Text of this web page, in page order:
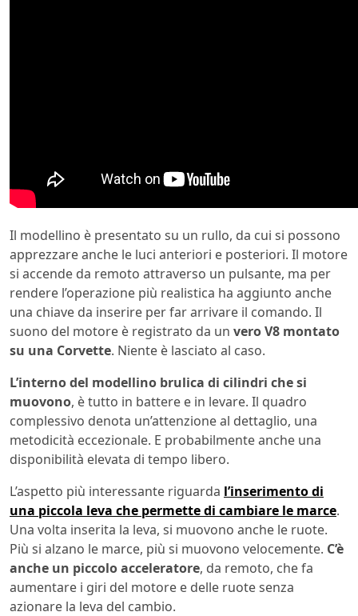
Il modellino è presentato su un rullo, da cui si possono
apprezzare anche le luci anteriori e posteriori. Il motore
si accende da remoto attraverso un pulsante, ma per
rendere l’operazione più realistica ha aggiunto anche
una chiave da inserire per far arrivare il comando. Il
suono del motore è registrato da un vero V8 montato
su una Corvette. Niente è lasciato al caso.
L’interno del modellino brulica di cilindri che si
muovono, è tutto in battere e in levare. Il quadro
complessivo denota un’attenzione al dettaglio, una
metodicità eccezionale. E probabilmente anche una
disponibilità elevata di tempo libero.
L’aspetto più interessante riguarda l’inserimento di
una piccola leva che permette di cambiare le marce.
Una volta inserita la leva, si muovono anche le ruote.
Più si alzano le marce, più si muovono velocemente. C’è
anche un piccolo acceleratore, da remoto, che fa
aumentare i giri del motore e delle ruote senza
azionare la leva del cambio.